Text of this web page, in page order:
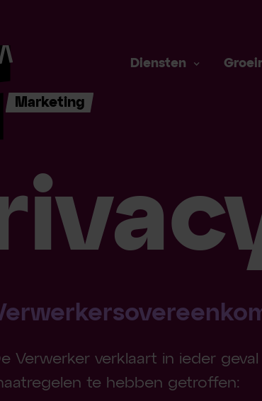
Marketing
Diensten
Verwerker verklaart in ieder
te hebben getroffen: